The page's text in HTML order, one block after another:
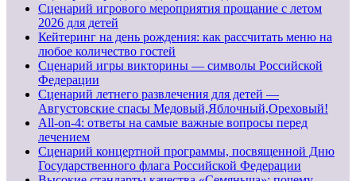
Сценарий игрового мероприятия прощание с летом
2026 для детей
Кейтеринг на день рождения: как рассчитать меню на
любое количество гостей
Сценарий игры викторины — символы Российской
Федерации
Сценарий летнего развлечения для детей —
Августовские спасы Медовый,Яблочный,Ореховый!
All-on-4: ответы на самые важные вопросы перед
лечением
Сценарий концертной программы, посвященной Дню
Государственного флага Российской Федерации